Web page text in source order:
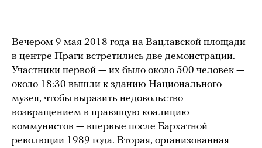
Вечером 9 мая 2018 года на Вацлавской площади
в центре Праги встретились две демонстрации.
Участники первой — их было около 500 человек —
около 18:30 вышли к зданию Национального
музея, чтобы выразить недовольство
возвращением в правящую коалицию
коммунистов — впервые после Бархатной
революции 1989 года. Вторая, организованная